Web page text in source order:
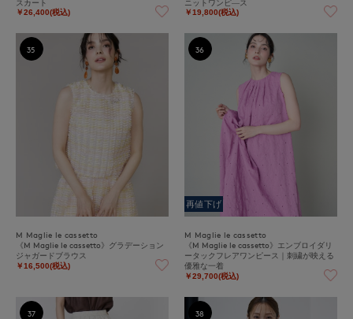
￥26,400(税込) ￥19,800(税込)
M Maglie le cassetto
《M Maglie le cassetto》グラデーション
ジャガードブラウス
￥16,500(税込)
35
再値下げ
M Maglie le cassetto
《M Maglie le cassetto》エンブロイダリ
ータックフレアワンピース｜刺繍が映える
優雅な一着
￥29,700(税込)
36
37 38